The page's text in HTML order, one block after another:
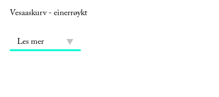
Vesaaskurv - einerrøykt
Les mer